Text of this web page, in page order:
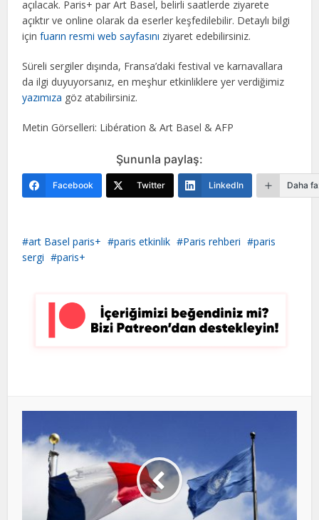
açılacak. Paris+ par Art Basel, belirli saatlerde ziyarete
açıktır ve online olarak da eserler keşfedilebilir. Detaylı bilgi
içinfuarın resmi web sayfasını ziyaret edebilirsiniz.
Süreli sergiler dışında, Fransa’daki festival ve karnavallara
da ilgi duyuyorsanız, en meşhur etkinliklere yer verdiğimiz
yazımıza göz atabilirsiniz.
Metin Görselleri: Libération & Art Basel & AFP
Şununla paylaş:
Facebook Twitter LinkedIn Daha
art Basel paris+ paris etkinlik Paris rehberi
paris
sergi
paris+